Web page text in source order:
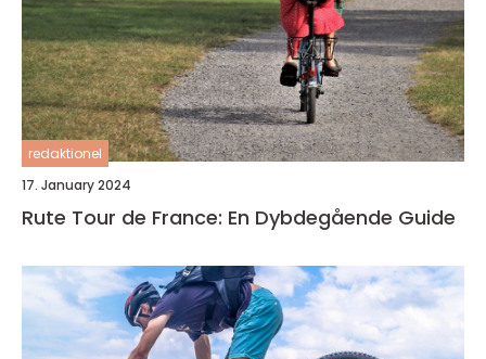
redaktionel
17. January 2024
Rute Tour de France: En Dybdegående Guide